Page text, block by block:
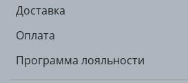
Доставка
Оплата
Программа лояльности